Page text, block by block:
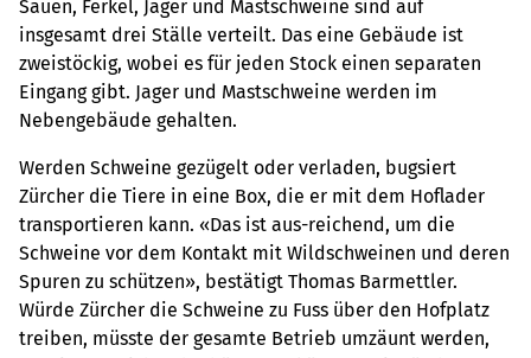
Sauen, Ferkel, Jager und Mastschweine sind auf
insgesamt drei Ställe verteilt. Das eine Gebäude ist
zweistöckig, wobei es für jeden Stock einen separaten
Eingang gibt. Jager und Mastschweine werden im
Nebengebäude gehalten.
Werden Schweine gezügelt oder verladen, bugsiert
Zürcher die Tiere in eine Box, die er mit dem Hoflader
transportieren kann. «Das ist aus-reichend, um die
Schweine vor dem Kontakt mit Wildschweinen und deren
Spuren zu schützen», bestätigt Thomas Barmettler.
Würde Zürcher die Schweine zu Fuss über den Hofplatz
treiben, müsste der gesamte Betrieb umzäunt werden,